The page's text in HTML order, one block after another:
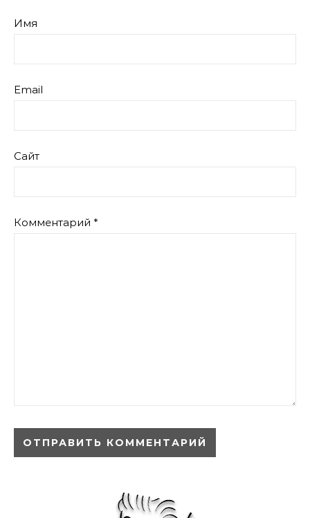
Имя
Email
Сайт
Комментарий *